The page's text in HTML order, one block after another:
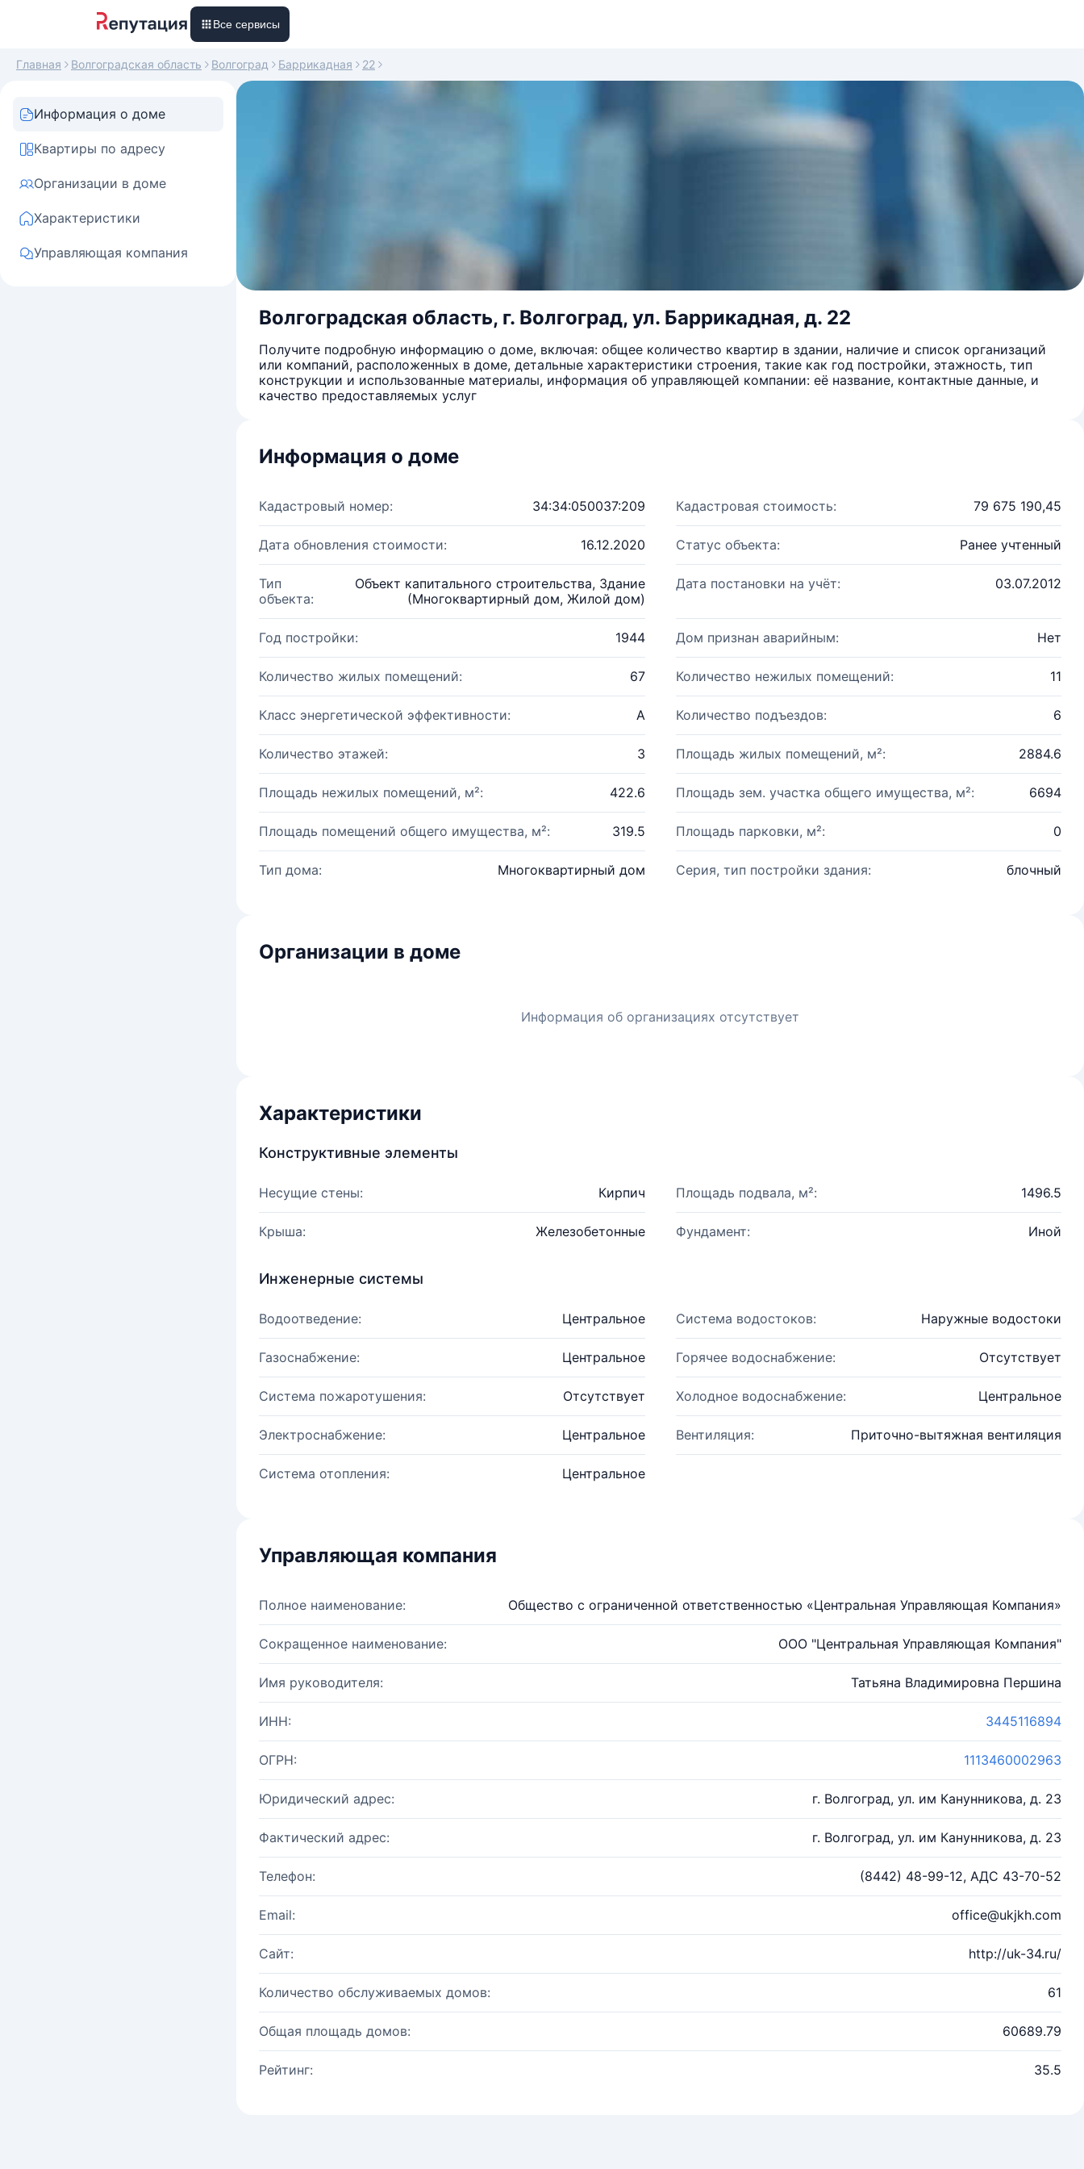
Все сервисы
Главная Волгоградская область Волгоград Баррикадная 22
Информация о доме
Квартиры по адресу
Организации в доме
Характеристики
Управляющая компания
Волгоградская область, г. Волгоград, ул. Баррикадная, д. 22
Получите подробную информацию о доме, включая: общее количество квартир в здании, наличие и список организаций
или компаний, расположенных в доме, детальные характеристики строения, такие как год постройки, этажность, тип
конструкции и использованные материалы, информация об управляющей компании: её название, контактные данные, и
качество предоставляемых услуг
Информация о доме
Кадастровый номер: 34:34:050037:209 Кадастровая стоимость: 79 675 190,45
Дата обновления стоимости: 16.12.2020 Статус объекта: Ранее учтенный
Тип
объекта:
Объект капитального строительства, Здание
(Многоквартирный дом, Жилой дом)
Дата постановки на учёт: 03.07.2012
Год постройки: 1944 Дом признан аварийным: Нет
Количество жилых помещений: 67 Количество нежилых помещений: 11
Класс энергетической эффективности: A Количество подъездов: 6
Количество этажей: 3 Площадь жилых помещений, м²: 2884.6
Площадь нежилых помещений, м²: 422.6 Площадь зем. участка общего имущества, м²: 6694
Площадь помещений общего имущества, м²: 319.5 Площадь парковки, м²: 0
Тип дома: Многоквартирный дом Серия, тип постройки здания: блочный
Организации в доме
Информация об организациях отсутствует
Характеристики
Конструктивные элементы
Несущие стены: Кирпич Площадь подвала, м²: 1496.5
Крыша: Железобетонные Фундамент: Иной
Инженерные системы
Водоотведение: Центральное Система водостоков: Наружные водостоки
Газоснабжение: Центральное Горячее водоснабжение: Отсутствует
Система пожаротушения: Отсутствует Холодное водоснабжение: Центральное
Электроснабжение: Центральное Вентиляция: Приточно-вытяжная вентиляция
Система отопления: Центральное
Управляющая компания
Полное наименование: Общество с ограниченной ответственностью «Центральная Управляющая Компания»
Сокращенное наименование: ООО "Центральная Управляющая Компания"
Имя руководителя: Татьяна Владимировна Першина
ИНН: 3445116894
ОГРН: 1113460002963
Юридический адрес: г. Волгоград, ул. им Канунникова, д. 23
Фактический адрес: г. Волгоград, ул. им Канунникова, д. 23
Телефон: (8442) 48-99-12, АДС 43-70-52
Email: office@ukjkh.com
Сайт: http://uk-34.ru/
Количество обслуживаемых домов: 61
Общая площадь домов: 60689.79
Рейтинг: 35.5